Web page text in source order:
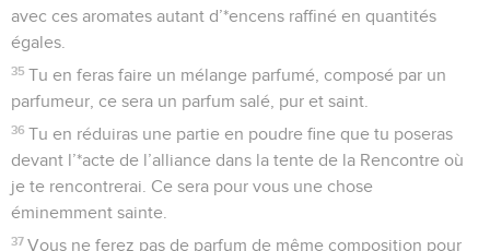
avec ces aromates autant d’*encens raffiné en quantités
égales.
35 Tu en feras faire un mélange parfumé, composé par un
parfumeur, ce sera un parfum salé, pur et saint.
36 Tu en réduiras une partie en poudre fine que tu poseras
devant l’*acte de l’alliance dans la tente de la Rencontre où
je te rencontrerai. Ce sera pour vous une chose
éminemment sainte.
37 Vous ne ferez pas de parfum de même composition pour